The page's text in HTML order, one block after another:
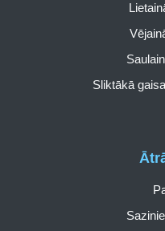
Sliktākā